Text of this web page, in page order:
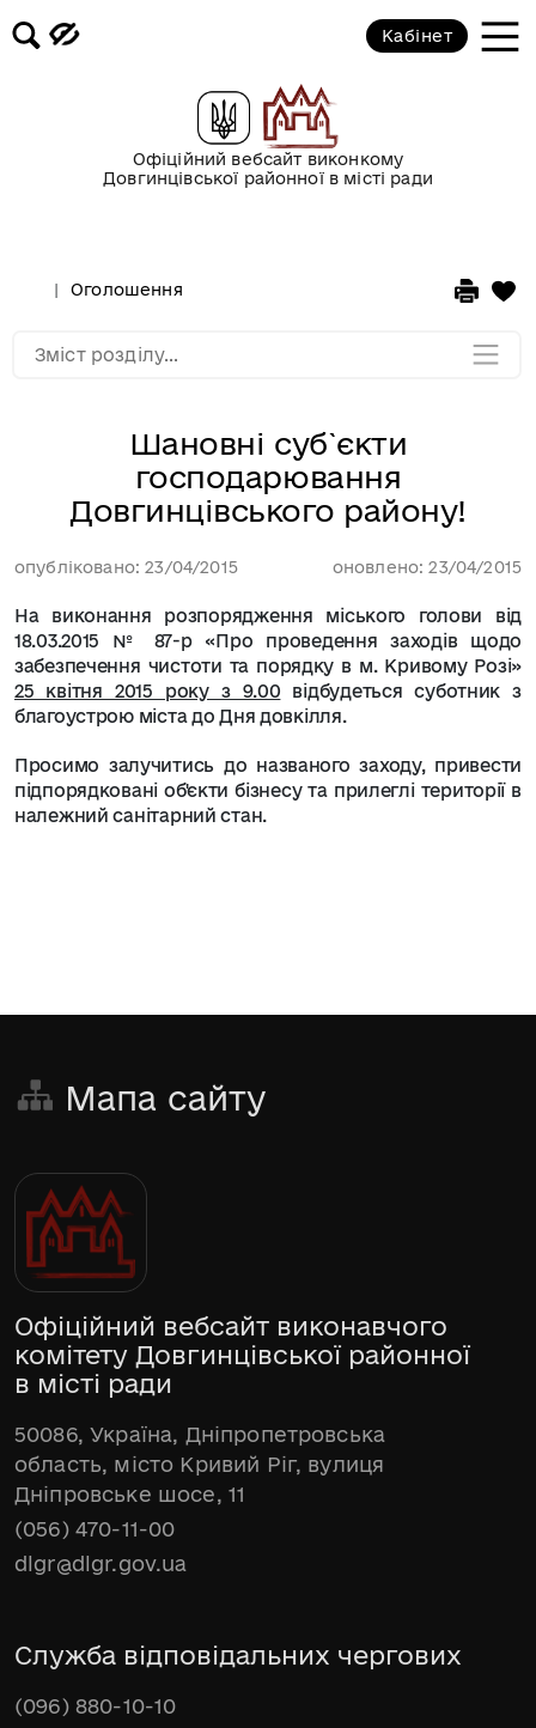
Офіційний вебсайт виконкому
Довгинцівської районної в місті ради
Кабінет
Оголошення
Шановні суб`єкти
господарювання
Довгинцівського району!
опубліковано: 23/04/2015 оновлено: 23/04/2015
На виконання розпорядження міського голови від
18.03.2015 № 87-р «Про проведення заходів щодо
забезпечення чистоти та порядку в м. Кривому Розі»
25 квітня 2015 року з 9.00 відбудеться суботник з
благоустрою міста до Дня довкілля.
Просимо залучитись до названого заходу, привести
підпорядковані об'єкти бізнесу та прилеглі території в
належний санітарний стан.
Зміст розділу...
Оголошення
Мапа сайту
Офіційний вебсайт виконавчого
комітету Довгинцівської районної
в місті ради
50086, Україна, Дніпропетровська
область, місто Кривий Ріг, вулиця
Дніпровське шосе, 11
(056) 470-11-00
dlgr@dlgr.gov.ua
Служба відповідальних чергових
(096) 880-10-10